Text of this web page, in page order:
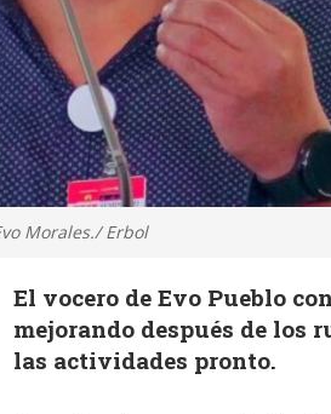
Morales./ Erbol
El vocero de Evo Pueblo
mejorando después de los
las actividades pronto.